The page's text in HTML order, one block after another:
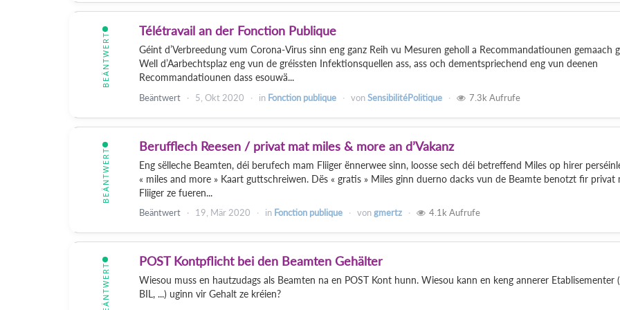
BEÄNTWERT
Télétravail an der Fonction Publique
Géint d’Verbreedung vum Corona-Virus sinn eng ganz Reih vu Mesuren geholl a Recommandatiounen gemaach
Well d’Aarbechtsplaz eng vun de gréissten Infektionsquellen ass, ass och dementspriechend eng vun deenen
Recommandatiounen dass esouwä...
Beäntwert 5, Okt 2020 in Fonction publique vonSensibilitéPolitique 7.3k Aufrufe
BEÄNTWERT
Berufflech Reesen / privat mat miles & more an d’Vakanz
Eng sëlleche Beamten, déi berufech mam Fliiger ënnerwee sinn, loosse sech déi betreffend Miles op hirer
« miles and more » Kaart guttschreiwen. Dës « gratis » Miles ginn duerno dacks vun de Beamte benotzt fir privat
Fliiger ze fueren...
Beäntwert 19, Mär 2020 in Fonction publique vongmertz 4.1k Aufrufe
BEÄNTWERT
POST Kontpflicht bei den Beamten Gehälter
Wiesou muss en hautzudags als Beamten na en POST Kont hunn. Wiesou kann en keng annerer Etablisementer
BIL, ...) uginn vir Gehalt ze kréien?